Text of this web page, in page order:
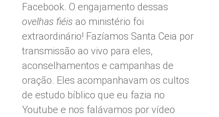
Facebook. O engajamento dessas
ovelhas fiéis ao ministério foi
extraordinário! Fazíamos Santa Ceia por
transmissão ao vivo para eles,
aconselhamentos e campanhas de
oração. Eles acompanhavam os cultos
de estudo bíblico que eu fazia no
Youtube e nos falávamos por vídeo